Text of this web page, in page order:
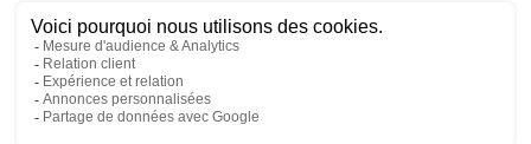
Conditions générales d'utilisation
Politique de gestion des cookies